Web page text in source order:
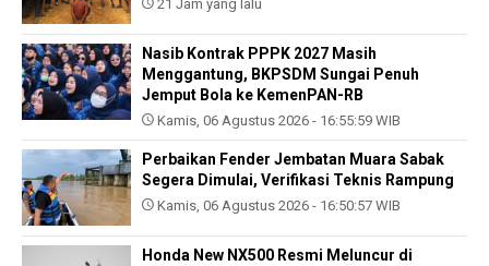
21 Jam yang lalu
Nasib Kontrak PPPK 2027 Masih
Menggantung, BKPSDM Sungai Penuh
Jemput Bola ke KemenPAN-RB
Kamis, 06 Agustus 2026 - 16:55:59 WIB
Perbaikan Fender Jembatan Muara Sabak
Segera Dimulai, Verifikasi Teknis Rampung
Kamis, 06 Agustus 2026 - 16:50:57 WIB
Honda New NX500 Resmi Meluncur di